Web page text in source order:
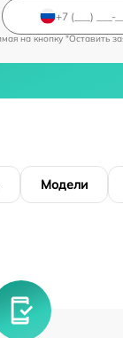
на кнопку "Оставить
Модели